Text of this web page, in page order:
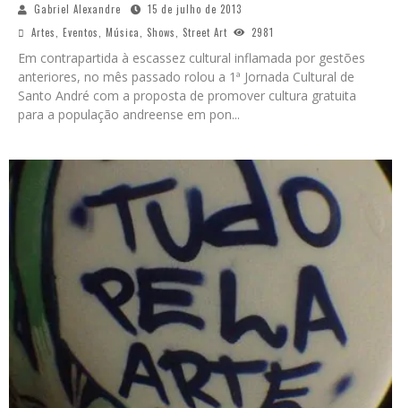
Gabriel Alexandre
15 de julho de 2013
Artes
Eventos Música Shows Street Art 2981
Em contrapartida à escassez cultural inflamada por gestões
anteriores, no mês passado rolou a 1ª Jornada Cultural de
Santo André com a proposta de promover cultura gratuita
para a população andreense em pon...